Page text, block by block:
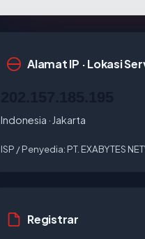
Alamat IP · Lokasi
Indonesia · Jakarta
ISP / Penyedia: PT. EXABYTES
Registrar